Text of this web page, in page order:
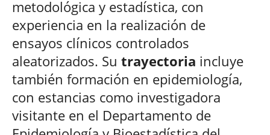
metodológica y estadística, con
experiencia en la realización de
ensayos clínicos controlados
aleatorizados. Su trayectoria incluye
también formación en epidemiología,
con estancias como investigadora
visitante en el Departamento de